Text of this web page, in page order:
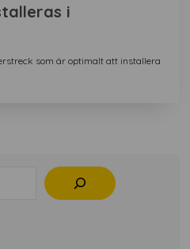
i
som är optimalt att installera